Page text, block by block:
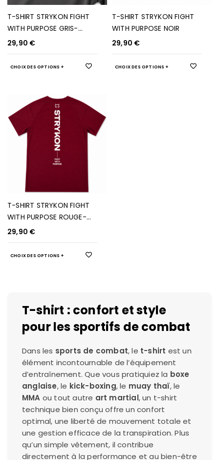
T-SHIRT STRYKON FIGHT
WITH PURPOSE GRIS-
FONCÉ
29,90 €
CHOIX DES OPTIONS
T-SHIRT STRYKON FIGHT
WITH PURPOSE NOIR
29,90 €
CHOIX DES OPTIONS
T-SHIRT STRYKON FIGHT
WITH PURPOSE ROUGE-
BORDEAUX
29,90 €
CHOIX DES OPTIONS
T-shirt : confort et style
pour les sportifs de combat
Dans les sports de combat, le t-shirt est un
élément incontournable de l’équipement
d’entraînement. Que vous pratiquiez la boxe
anglaise, le kick-boxing, le muay thaï, le
MMA ou tout autre art martial, un t-shirt
technique bien conçu offre un confort
optimal, une liberté de mouvement totale et
une gestion efficace de la transpiration. Plus
qu’un simple vêtement, il contribue
directement à la performance et au bien-être